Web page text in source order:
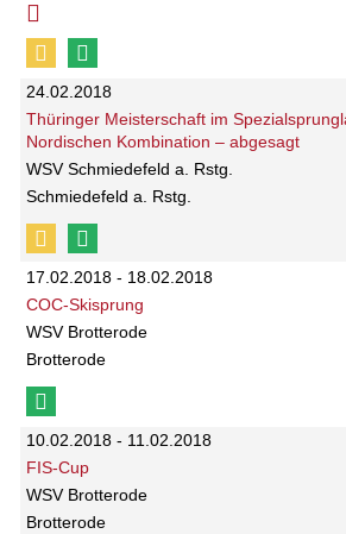
24.02.2018
Thüringer Meisterschaft im
Nordischen Kombination – abgesagt
WSV Schmiedefeld a. Rstg.
Schmiedefeld a. Rstg.
17.02.2018 - 18.02.2018
COC-Skisprung
WSV Brotterode
Brotterode
10.02.2018 - 11.02.2018
FIS-Cup
WSV Brotterode
Brotterode